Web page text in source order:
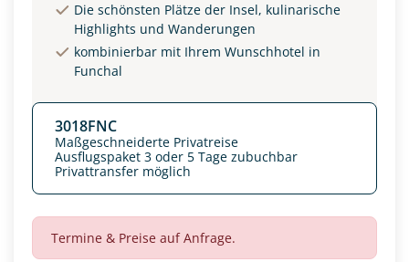
Die schönsten Plätze der Insel, kulinarische
Highlights und Wanderungen
kombinierbar mit Ihrem Wunschhotel in
Funchal
3018FNC
Maßgeschneiderte Privatreise
Ausflugspaket 3 oder 5 Tage zubuchbar
Privattransfer möglich
Termine & Preise auf Anfrage.
Option 1 Option 2